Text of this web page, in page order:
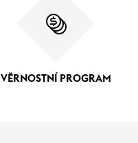
VĚRNOSTNÍ PROGRAM